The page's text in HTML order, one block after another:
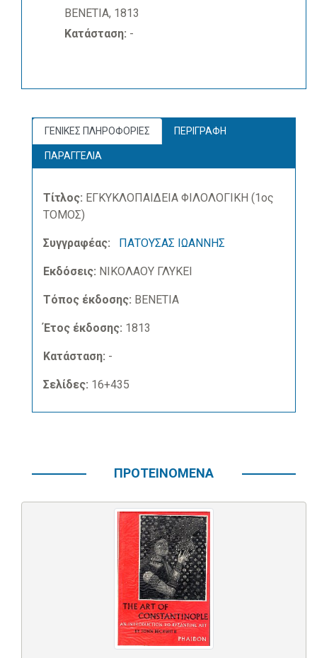
ΒΕΝΕΤΙΑ, 1813
Κατάσταση: -
ΓΕΝΙΚΕΣ ΠΛΗΡΟΦΟΡΙΕΣ ΠΕΡΙΓΡΑΦΗ
ΠΑΡΑΓΓΕΛΙΑ
Τίτλος: ΕΓΚΥΚΛΟΠΑΙΔΕΙΑ ΦΙΛΟΛΟΓΙΚΗ (1ος
ΤΟΜΟΣ)
Συγγραφέας: ΠΑΤΟΥΣΑΣ ΙΩΑΝΝΗΣ
Εκδόσεις: ΝΙΚΟΛΑΟΥ ΓΛΥΚΕΙ
Τόπος έκδοσης: ΒΕΝΕΤΙΑ
Έτος έκδοσης: 1813
Κατάσταση: -
Σελίδες: 16+435
ΠΡΟΤΕΙΝΟΜΕΝΑ